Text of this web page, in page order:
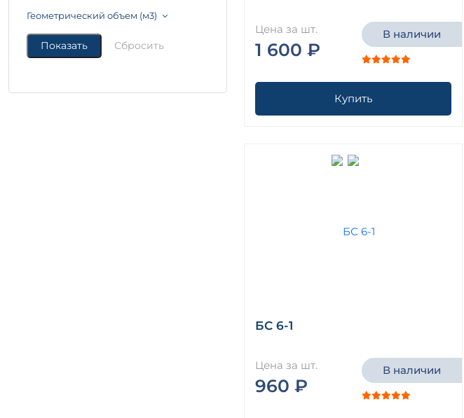
Геометрический объем (м3)
Цена за шт.
1 600 ₽
В наличии
Купить
БС 6-1
Цена за шт.
960 ₽
В наличии